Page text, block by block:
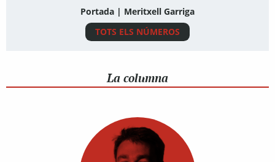
Portada | Meritxell Garriga
TOTS ELS NÚMEROS
La columna